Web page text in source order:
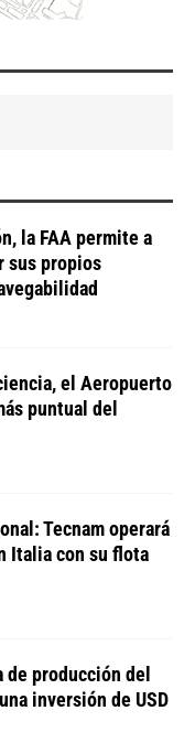
la FAA permite a
sus propios
el Aeropuerto
puntual del
Tecnam operará
Italia con su flota
de producción del
inversión de USD